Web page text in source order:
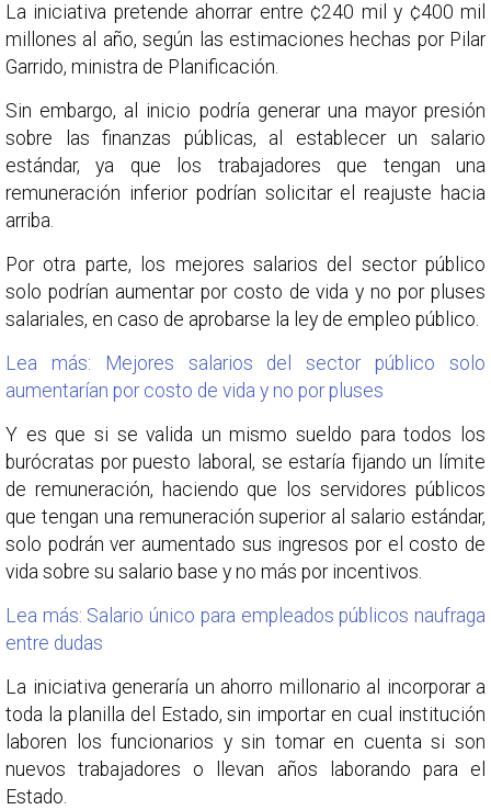
La iniciativa pretende ahorrar entre ¢240 mil y ¢400 mil
millones al año, según las estimaciones hechas por Pilar
Garrido, ministra de Planificación.
Sin embargo, al inicio podría generar una mayor presión
sobre las finanzas públicas, al establecer un salario
estándar, ya que los trabajadores que tengan una
remuneración inferior podrían solicitar el reajuste hacia
arriba.
Por otra parte, los mejores salarios del sector público
solo podrían aumentar por costo de vida y no por pluses
salariales, en caso de aprobarse la ley de empleo público.
Lea más: Mejores salarios del sector público solo
aumentarían por costo de vida y no por pluses
Y es que si se valida un mismo sueldo para todos los
burócratas por puesto laboral, se estaría fijando un límite
de remuneración, haciendo que los servidores públicos
que tengan una remuneración superior al salario estándar,
solo podrán ver aumentado sus ingresos por el costo de
vida sobre su salario base y no más por incentivos.
Lea más: Salario único para empleados públicos naufraga
entre dudas
La iniciativa generaría un ahorro millonario al incorporar a
toda la planilla del Estado, sin importar en cual institución
laboren los funcionarios y sin tomar en cuenta si son
nuevos trabajadores o llevan años laborando para el
Estado.